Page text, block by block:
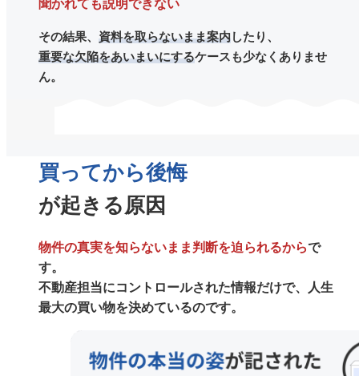
聞かれても説明できない
その結果、 資料を取らないまま案内したり、
重要な欠陥をあいまいにするケースも少なくありませ
ん。
買ってから後悔
が起きる原因
物件の真実を知らないまま判断を迫られるからで
す。
不動産担当にコントロールされた情報だけで、人生
最大の買い物を決めているのです。